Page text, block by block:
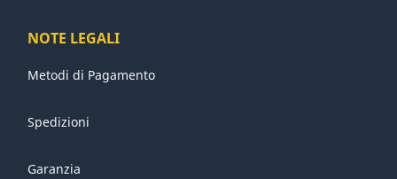
NOTE LEGALI
Metodi di Pagamento
Spedizioni
Garanzia